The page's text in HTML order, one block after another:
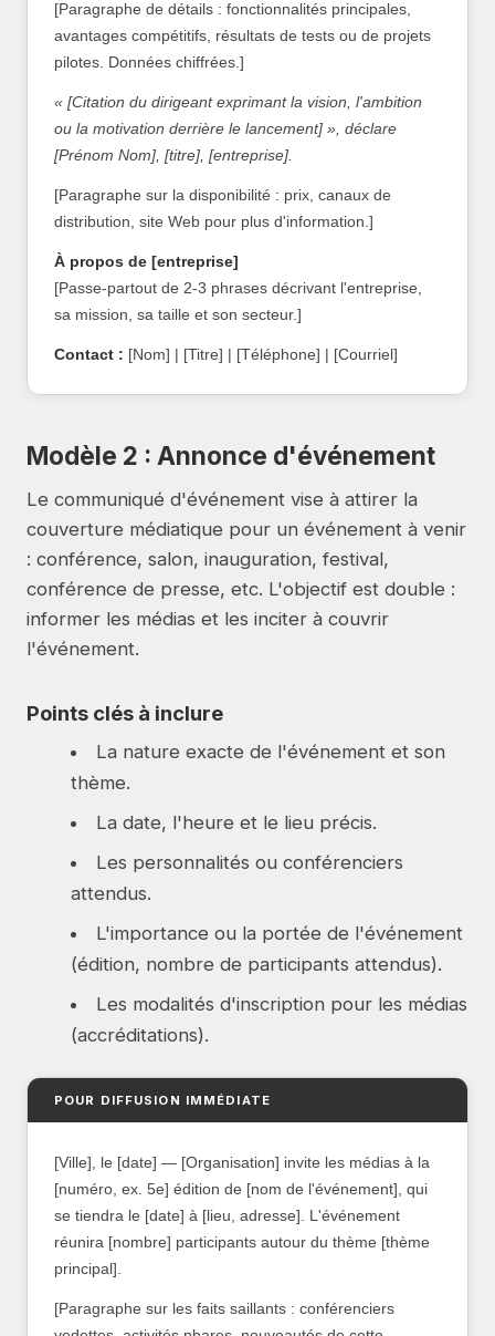
[Paragraphe de détails : fonctionnalités principales,
avantages compétitifs, résultats de tests ou de projets
pilotes. Données chiffrées.]
« [Citation du dirigeant exprimant la vision, l'ambition
ou la motivation derrière le lancement] », déclare
[Prénom Nom], [titre], [entreprise].
[Paragraphe sur la disponibilité : prix, canaux de
distribution, site Web pour plus d'information.]
À propos de [entreprise]
[Passe-partout de 2-3 phrases décrivant l'entreprise,
sa mission, sa taille et son secteur.]
Contact : [Nom] | [Titre] | [Téléphone] | [Courriel]
Modèle 2 : Annonce d'événement
Le communiqué d'événement vise à attirer la
couverture médiatique pour un événement à venir
: conférence, salon, inauguration, festival,
conférence de presse, etc. L'objectif est double :
informer les médias et les inciter à couvrir
l'événement.
Points clés à inclure
La nature exacte de l'événement et son
thème.
La date, l'heure et le lieu précis.
Les personnalités ou conférenciers
attendus.
L'importance ou la portée de l'événement
(édition, nombre de participants attendus).
Les modalités d'inscription pour les médias
(accréditations).
POUR DIFFUSION IMMÉDIATE
[Ville], le [date] — [Organisation] invite les médias à la
[numéro, ex. 5e] édition de [nom de l'événement], qui
se tiendra le [date] à [lieu, adresse]. L'événement
réunira [nombre] participants autour du thème [thème
principal].
[Paragraphe sur les faits saillants : conférenciers